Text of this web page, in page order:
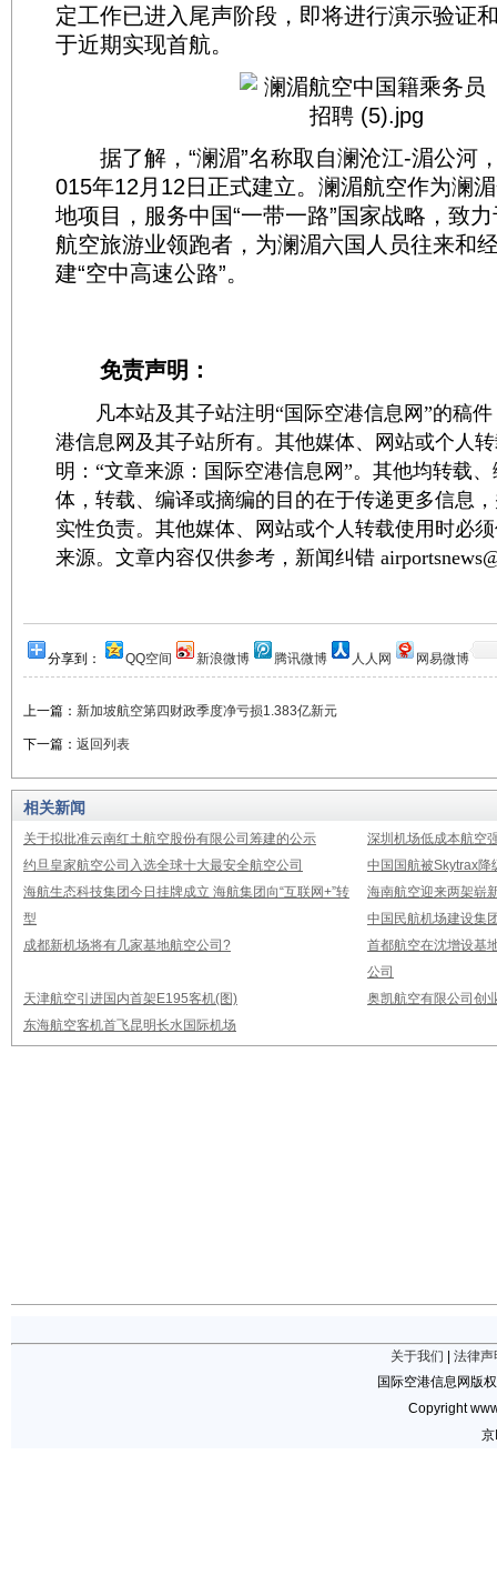
定工作已进入尾声阶段，即将进行演示验证
于近期实现首航。
据了解，“澜湄”名称取自澜沧江-湄公河
015年12月12日正式建立。澜湄航空作为澜
地项目，服务中国“一带一路”国家战略，致
航空旅游业领跑者，为澜湄六国人员往来和
建“空中高速公路”。
免责声明：
凡本站及其子站注明“国际空港信息网”的稿件
港信息网及其子站所有。其他媒体、网站或个人
明：“文章来源：国际空港信息网”。其他均转载
体，转载、编译或摘编的目的在于传递更多信息
实性负责。其他媒体、网站或个人转载使用时必
来源。文章内容仅供参考，新闻纠错
分享到： QQ空间 新浪微博 腾讯微博 人人网 网易微博
上一篇： 新加坡航空第四财政季度净亏损1.383亿新元
下一篇： 返回列表
相关新闻
关于拟批准云南红土航空股份有限公司筹建的公示
深圳机场低成本航空
约旦皇家航空公司入选全球十大最安全航空公司
中国国航被Skytrax降
海航生态科技集团今日挂牌成立 海航集团向“互联网+”转
型
海南航空迎来两架崭
中国民航机场建设集
成都新机场将有几家基地航空公司?
首都航空在沈增设基
公司
天津航空引进国内首架E195客机(图)
奥凯航空有限公司创
东海航空客机首飞昆明长水国际机场
关于我们
法律声
国际空港信息网版
Copyright